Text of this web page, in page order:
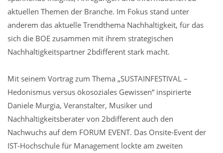
aktuellen Themen der Branche. Im Fokus stand unter
anderem das aktuelle Trendthema Nachhaltigkeit, für das
sich die BOE zusammen mit ihrem strategischen
Nachhaltigkeitspartner 2bdifferent stark macht.
Mit seinem Vortrag zum Thema „SUSTAINFESTIVAL –
Hedonismus versus ökosoziales Gewissen“ inspirierte
Daniele Murgia, Veranstalter, Musiker und
Nachhaltigkeitsberater von 2bdifferent auch den
Nachwuchs auf dem FORUM EVENT. Das Onsite-Event der
IST-Hochschule für Management lockte am zweiten